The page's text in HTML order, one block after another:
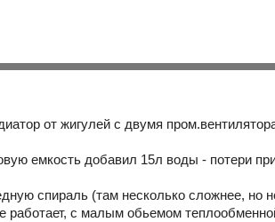
от жигулей с двумя
емкость добавил 15л воды - потери
спираль (там несколько сложнее, но
работает, с малым обьемом